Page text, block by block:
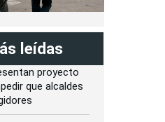
leídas
proyecto
que alcaldes